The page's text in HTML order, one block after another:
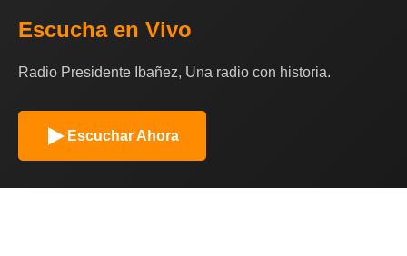
Escucha en Vivo
Radio Presidente Ibañez, Una radio con historia.
Escuchar Ahora